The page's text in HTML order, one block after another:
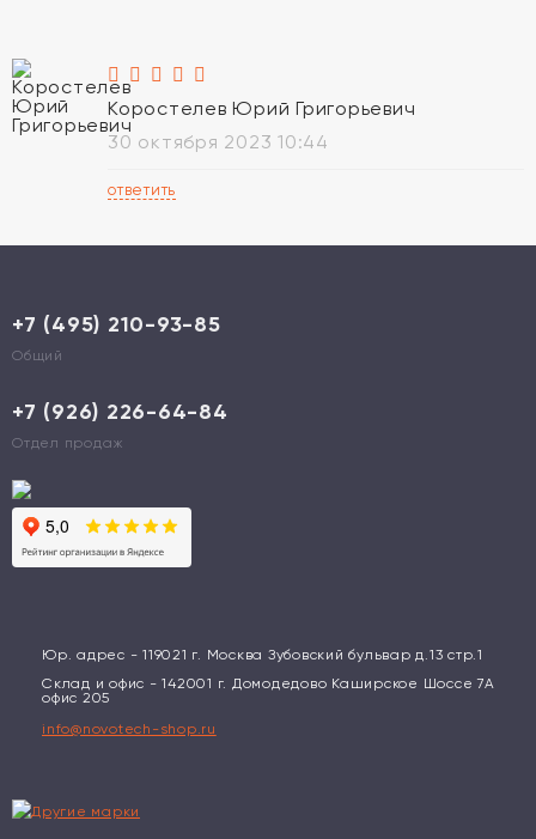
Коростелев Юрий Григорьевич
30 октября 2023 10:44
ответить
+7 (495) 210-93-85
Общий
+7 (926) 226-64-84
Отдел продаж
Юр. адрес - 119021 г. Москва Зубовский бульвар д.13 стр.1
Склад и офис - 142001 г. Домодедово Каширское Шоссе 7А
офис 205
info@novotech-shop.ru